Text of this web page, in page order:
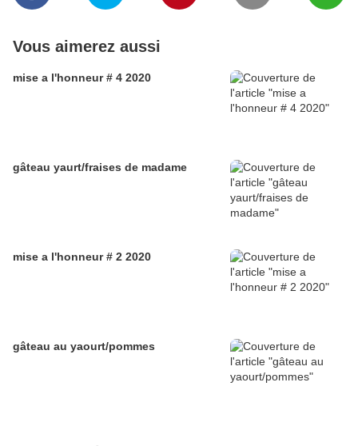
Vous aimerez aussi
mise a l'honneur # 4 2020
gâteau yaurt/fraises de madame
mise a l'honneur # 2 2020
gâteau au yaourt/pommes